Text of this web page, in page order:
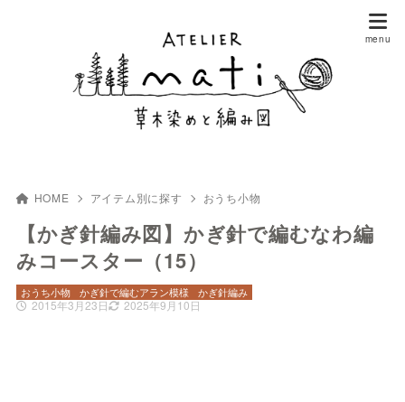
HOME アイテム別に探す おうち小物
【かぎ針編み図】かぎ針で編むなわ編
みコースター（15）
2015年3月23日 2025年9月10日
おうち小物 かぎ針で編むアラン模様 かぎ針編み